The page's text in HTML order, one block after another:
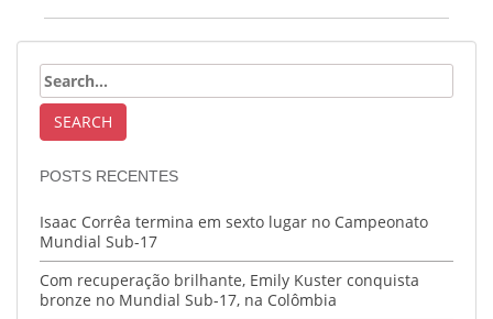
POSTS RECENTES
Isaac Corrêa termina em sexto lugar no Campeonato
Mundial Sub-17
Com recuperação brilhante, Emily Kuster conquista
bronze no Mundial Sub-17, na Colômbia